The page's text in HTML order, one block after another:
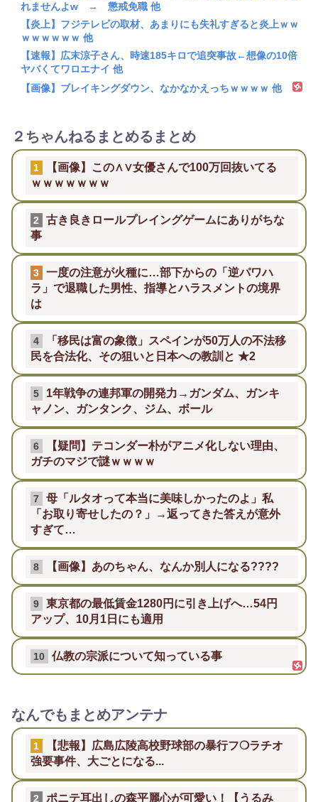
れませんよw → 懲戒免職 他
【炎上】フジテレビの取材、あまりにも失礼すぎると炎上ｗｗ
ｗｗｗｗｗｗ 他
【速報】広末涼子さん、時速185キロで追突事故←想像の10倍
ヤバくてワロエナイ 他
【画像】ブレイキングダウン、なかなかえっちｗｗｗｗ 他
２ちゃんねるまとめるまとめ
1
【画像】この∧∨女優さんで100万回抜いてる
ｗｗｗｗｗｗｗ
2
古き良きロールプレイングゲームにありがちな
事
3
一度の注意が火種に…部下からの「逆パワハ
ラ」で退職した男性、指導とハラスメントの境界
は
4
「移民は富の象徴」スペインが50万人の不法移
民を合法化、その狙いと日本への教訓と ★2
5
1年戦争の連邦軍の開発力→ガンダム、ガンキ
ャノン、ガンタンク、ジム、ボール
6
【疑問】テコンダー朴がアニメ化しない理由、
ガチのマジで謎ｗｗｗｗ
7
母「ルタオって本当に美味しかったのよ」私
「お取り寄せしたの？」→返ってきた答えが意外
すぎて…
8 【画像】あのちゃん、なんか別人になる????
9
東京都の最低賃金1280円に引き上げへ…54円
アップ、10月1日にも適用
10 仏教の宗派について知っている事
なんでもまとめアンテナ
1
【悲報】広島広陵高校野球部の暴行フ❍ラチオ
強要事件、大ごとになる...
2
ポニテ耳出しの森平麗心が可愛い！【うるみ